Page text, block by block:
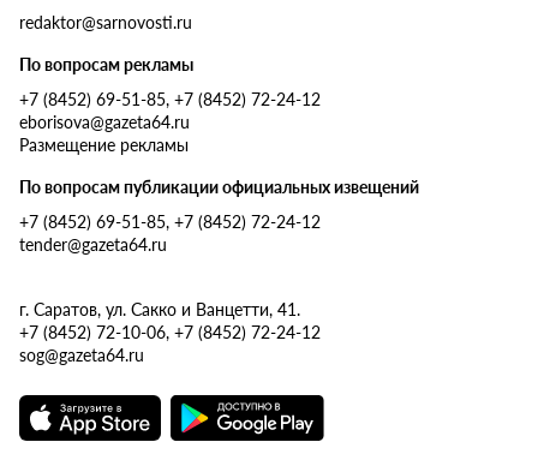
redaktor@sarnovosti.ru
По вопросам рекламы
+7 (8452) 69-51-85, +7 (8452) 72-24-12
eborisova@gazeta64.ru
Размещение рекламы
По вопросам публикации официальных извещений
+7 (8452) 69-51-85, +7 (8452) 72-24-12
tender@gazeta64.ru
г. Саратов, ул. Сакко и Ванцетти, 41.
+7 (8452) 72-10-06, +7 (8452) 72-24-12
sog@gazeta64.ru